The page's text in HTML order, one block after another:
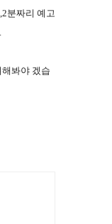
분짜리 예고
봐야 겠습